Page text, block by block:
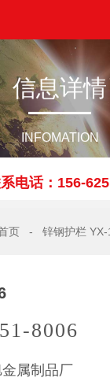
信息详情
INFOMATION
电话：156-
页 - 锌钢护栏 YX-
8006
属制品厂